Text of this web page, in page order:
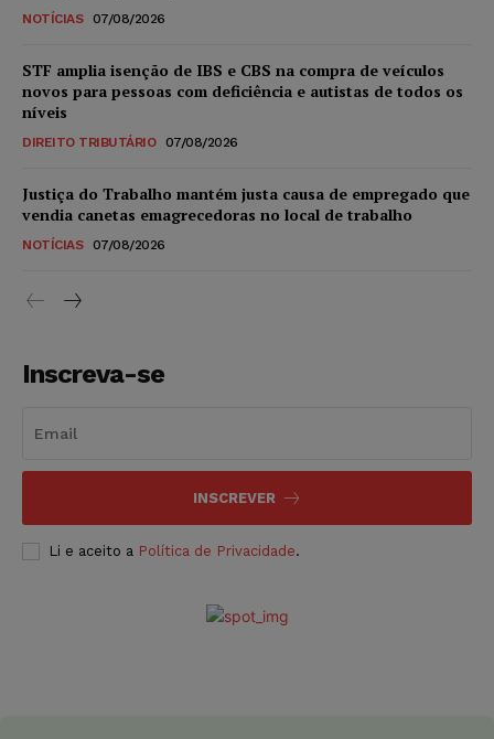
NOTÍCIAS 07/08/2026
STF amplia isenção de IBS e CBS na compra de veículos
novos para pessoas com deficiência e autistas de todos os
níveis
DIREITO TRIBUTÁRIO 07/08/2026
Justiça do Trabalho mantém justa causa de empregado que
vendia canetas emagrecedoras no local de trabalho
NOTÍCIAS 07/08/2026
Inscreva-se
INSCREVER
Li e aceito a Política de Privacidade.